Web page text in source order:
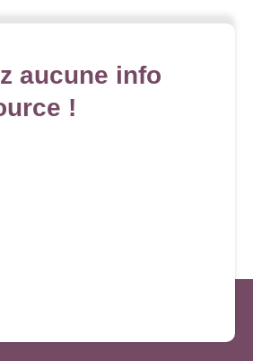
aucune info
!